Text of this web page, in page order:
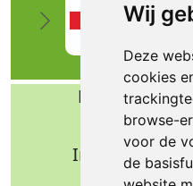
Wij
Deze
cookies
browse-
voor de
de
Bafa b.v.
7005